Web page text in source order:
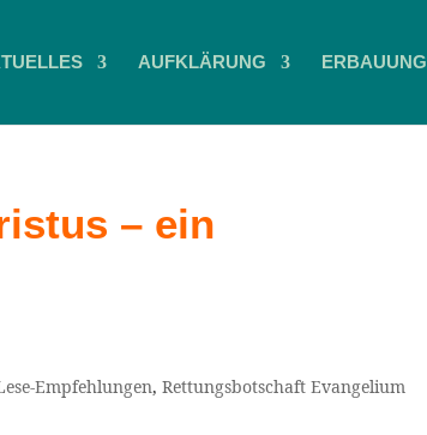
AUFKLÄRUNG ERBAUUNG
– ein
Empfehlungen,Rettungsbotschaft Evangelium